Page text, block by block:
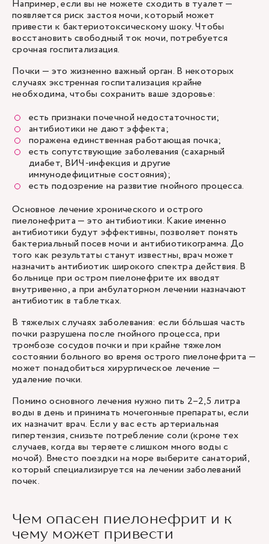
Например, если вы не можете сходить в туалет —
появляется риск застоя мочи, который может
привести к бактериотоксическому шоку. Чтобы
восстановить свободный ток мочи, потребуется
срочная госпитализация.
Почки — это жизненно важный орган. В некоторых
случаях экстренная госпитализация крайне
необходима, чтобы сохранить ваше здоровье:
есть признаки почечной недостаточности;
антибиотики не дают эффекта;
поражена единственная работающая почка;
есть сопутствующие заболевания (сахарный
диабет, ВИЧ-инфекция и другие
иммунодефицитные состояния);
есть подозрение на развитие гнойного процесса.
Основное лечение хронического и острого
пиелонефрита — это антибиотики. Какие именно
антибиотики будут эффективны, позволяет понять
бактериальный посев мочи и антибиотикограмма. До
того как результаты станут известны, врач может
назначить антибиотик широкого спектра действия. В
больнице при остром пиелонефрите их вводят
внутривенно, а при амбулаторном лечении назначают
антибиотик в таблетках.
В тяжелых случаях заболевания: если бóльшая часть
почки разрушена после гнойного процесса, при
тромбозе сосудов почки и при крайне тяжелом
состоянии больного во время острого пиелонефрита —
может понадобиться хирургическое лечение —
удаление почки.
Помимо основного лечения нужно пить 2–2,5 литра
воды в день и принимать мочегонные препараты, если
их назначит врач. Если у вас есть артериальная
гипертензия, снизьте потребление соли (кроме тех
случаев, когда вы теряете слишком много воды с
мочой). Вместо поездки на море выберите санаторий,
который специализируется на лечении заболеваний
почек.
Чем опасен пиелонефрит и к
чему может привести